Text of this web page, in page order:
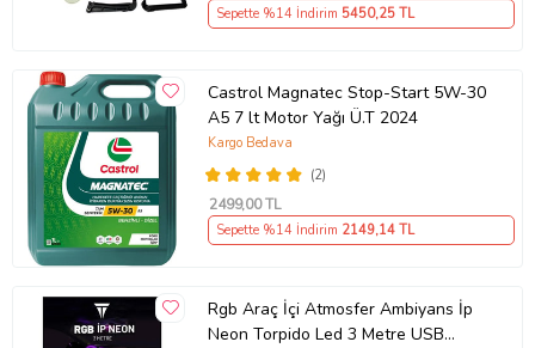
Sepette %14 İndirim 5450,25 TL
Castrol Magnatec Stop-Start 5W-30
A5 7 lt Motor Yağı Ü.T 2024
(2)
Kargo Bedava
2499,00 TL
Sepette %14 İndirim 2149,14 TL
Rgb Araç İçi Atmosfer Ambiyans İp
Neon Torpido Led 3 Metre USB